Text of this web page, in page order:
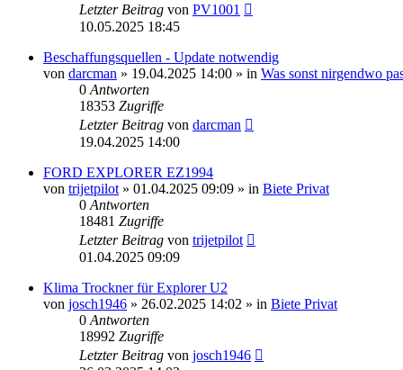
Letzter Beitrag von PV1001
10.05.2025 18:45
Beschaffungsquellen - Update notwendig
von darcman » 19.04.2025 14:00 » in Was sonst nirgendwo
0 Antworten
18353 Zugriffe
Letzter Beitrag von darcman
19.04.2025 14:00
FORD EXPLORER EZ1994
von trijetpilot » 01.04.2025 09:09 » in Biete Privat
0 Antworten
18481 Zugriffe
Letzter Beitrag von trijetpilot
01.04.2025 09:09
Klima Trockner für Explorer U2
von josch1946 » 26.02.2025 14:02 » in Biete Privat
0 Antworten
18992 Zugriffe
Letzter Beitrag von josch1946